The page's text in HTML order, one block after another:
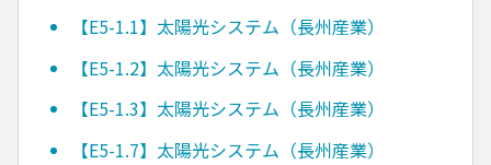
【E5-1.1】太陽光システム（長州産業）
【E5-1.2】太陽光システム（長州産業）
【E5-1.3】太陽光システム（長州産業）
【E5-1.7】太陽光システム（長州産業）